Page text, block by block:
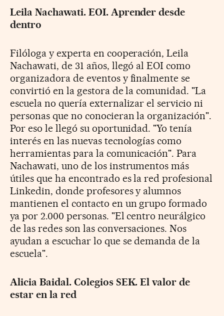
Leila Nachawati. EOI. Aprender desde
dentro
Filóloga y experta en cooperación, Leila
Nachawati, de 31 años, llegó al EOI como
organizadora de eventos y finalmente se
convirtió en la gestora de la comunidad. "La
escuela no quería externalizar el servicio ni
personas que no conocieran la organización".
Por eso le llegó su oportunidad. "Yo tenía
interés en las nuevas tecnologías como
herramientas para la comunicación". Para
Nachawati, uno de los instrumentos más
útiles que ha encontrado es la red profesional
Linkedin, donde profesores y alumnos
mantienen el contacto en un grupo formado
ya por 2.000 personas. "El centro neurálgico
de las redes son las conversaciones. Nos
ayudan a escuchar lo que se demanda de la
escuela".
Alicia Baidal. Colegios SEK. El valor de
estar en la red